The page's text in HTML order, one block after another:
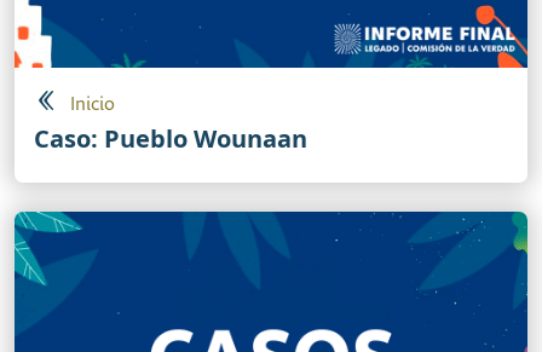
Inicio
Caso: Pueblo Wounaan